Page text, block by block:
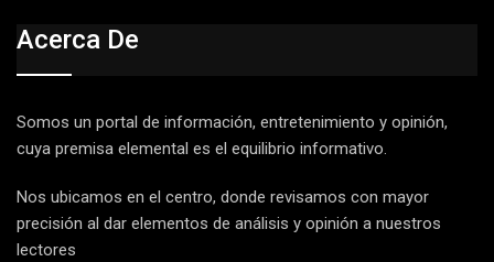
Acerca De
Somos un portal de información, entretenimiento y opinión,
cuya premisa elemental es el equilibrio informativo.
Nos ubicamos en el centro, donde revisamos con mayor
precisión al dar elementos de análisis y opinión a nuestros
lectores